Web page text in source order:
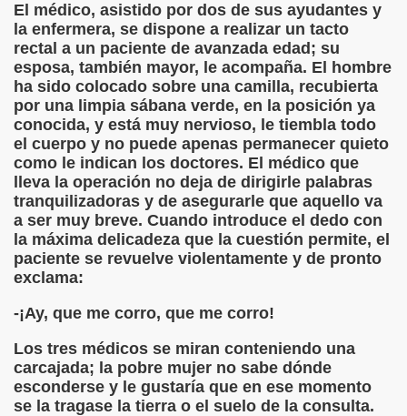
El médico, asistido por dos de sus ayudantes y
la enfermera, se dispone a realizar un tacto
rectal a un paciente de avanzada edad; su
esposa, también mayor, le acompaña. El hombre
ha sido colocado sobre una camilla, recubierta
por una limpia sábana verde, en la posición ya
conocida, y está muy nervioso, le tiembla todo
el cuerpo y no puede apenas permanecer quieto
como le indican los doctores. El médico que
lleva la operación no deja de dirigirle palabras
tranquilizadoras y de asegurarle que aquello va
a ser muy breve. Cuando introduce el dedo con
la máxima delicadeza que la cuestión permite, el
paciente se revuelve violentamente y de pronto
exclama:
-¡Ay, que me corro, que me corro!
Los tres médicos se miran conteniendo una
carcajada; la pobre mujer no sabe dónde
esconderse y le gustaría que en ese momento
se la tragase la tierra o el suelo de la consulta.
RNE)
Martín-Blas)
Martín-Blas)
Pose)
RNE)